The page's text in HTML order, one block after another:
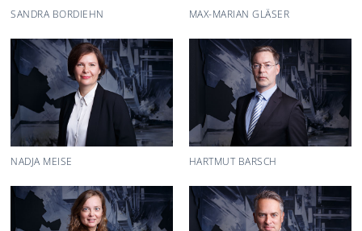
SANDRA BORDIEHN MAX-MARIAN GLÄSER
NADJA MEISE HARTMUT BARSCH